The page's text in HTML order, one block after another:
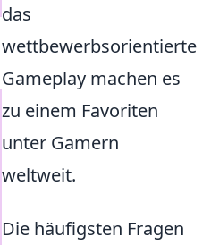
das
wettbewerbsorientierte
Gameplay machen es
zu einem Favoriten
unter Gamern
weltweit.
Die häufigsten Fragen